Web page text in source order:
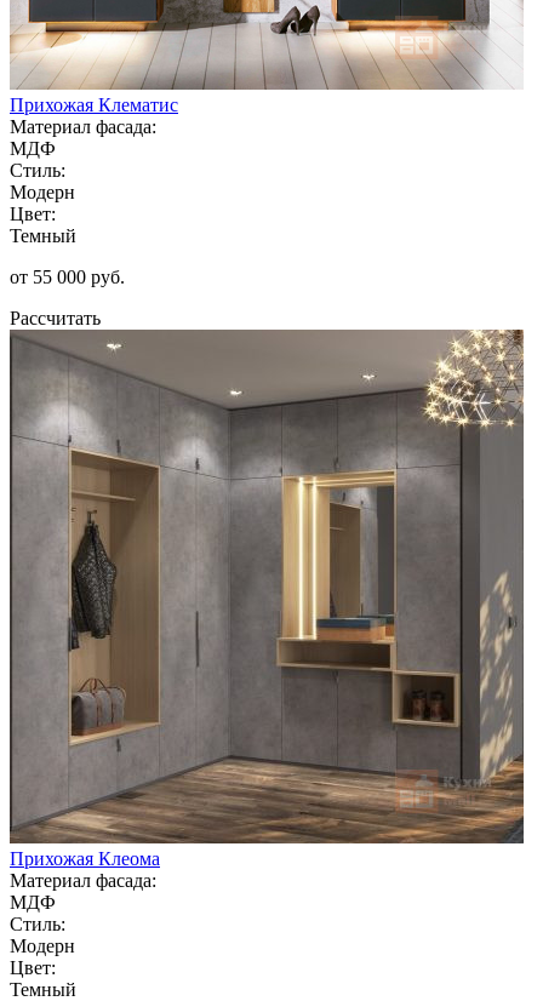
Прихожая Клематис
Материал фасада:
МДФ
Стиль:
Модерн
Цвет:
Темный
от 55 000 руб.
Рассчитать
Прихожая Клеома
Материал фасада:
МДФ
Стиль:
Модерн
Цвет:
Темный